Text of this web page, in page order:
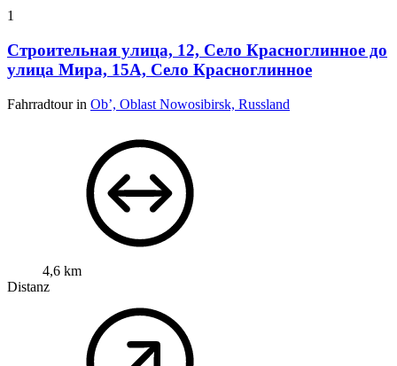
1
Строительная улица, 12, Село Красноглинное до
улица Мира, 15А, Село Красноглинное
Fahrradtour in Ob’, Oblast Nowosibirsk, Russland
4,6 km
Distanz